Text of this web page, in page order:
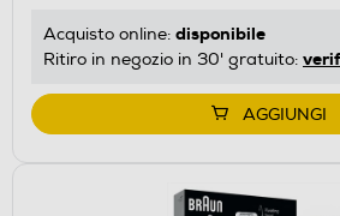
Acquisto online: disponibile
Ritiro in negozio in 30' gratuito:
AGGIUNGI